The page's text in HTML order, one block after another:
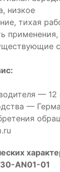
низкое
тихая
применения,
— 12
—
AN01-01